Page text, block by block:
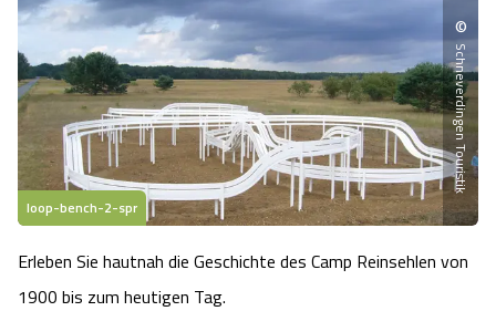
Karte
Heideflächen
Freizeitparks
Vital Urlaub
Naturpark Lüneburger Heide
Naturpark Südheide
Naturerlebnis im Frühling
Naturerlebnis im Sommer
Barfußpark Egestorf
Quad Bahn Bispingen
Kletterparks
Designer Outlet Soltau
Abenteuerlabyrinth
Wellness
Thermen
Vegan, Fasten & Co.
Gesund & Fit
Balance
Stadt
Die Hansestadt Lüneburg
Sehenswürdigkeiten Lüneburg
Shopping Lüneburg
Kulinarisches Lüneburg
Barriere­freiheits-Einstell­ungen
Hoher Kontrast Modus:
Schriftgröße: A A A
Suchen
loop-bench-2-spr
©
Schneverdingen Touristik
Erleben Sie hautnah die Geschichte des Camp Reinsehlen von
1900 bis zum heutigen Tag.